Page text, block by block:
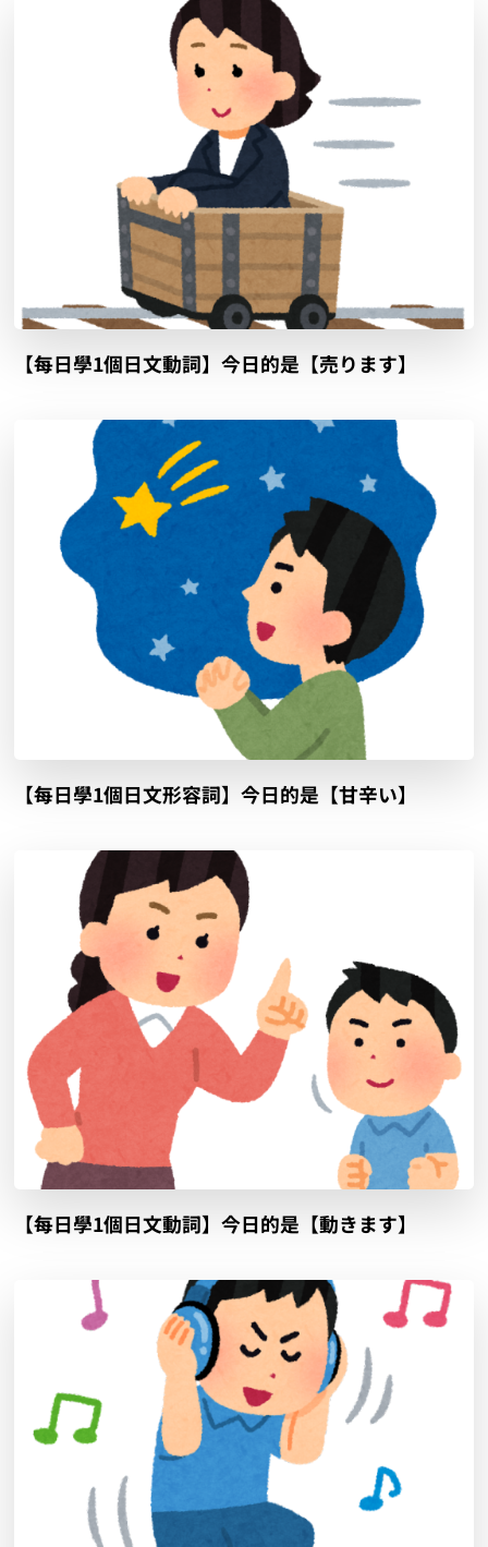
【每日學1個日文動詞】今日的是【売ります】
【每日學1個日文形容詞】今日的是【甘辛い】
【每日學1個日文動詞】今日的是【動きます】